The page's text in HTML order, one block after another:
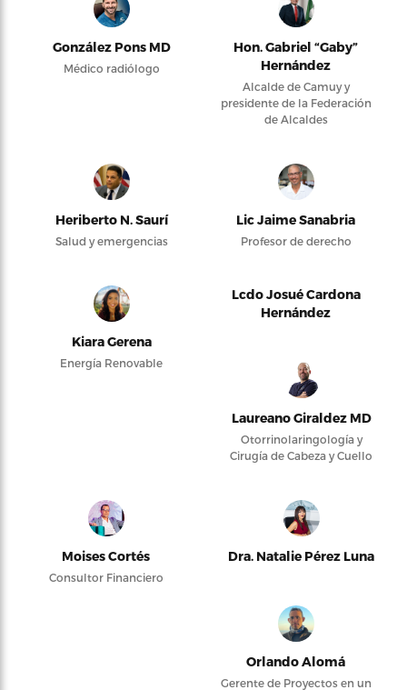
González Pons MD
Médico radiólogo
Hon. Gabriel “Gaby”
Hernández
Alcalde de Camuy y
presidente de la Federación
de Alcaldes
Heriberto N. Saurí
Salud y emergencias
Lic Jaime Sanabria
Profesor de derecho
Kiara Gerena
Energía Renovable
Lcdo Josué Cardona
Hernández
Laureano Giraldez MD
Otorrinolaringología y
Cirugía de Cabeza y Cuello
Moises Cortés
Consultor Financiero
Dra. Natalie Pérez Luna
Orlando Alomá
Gerente de Proyectos en un